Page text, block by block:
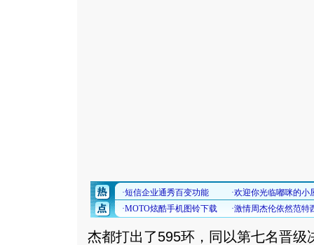
杰都打出了595环，同以第七名晋级